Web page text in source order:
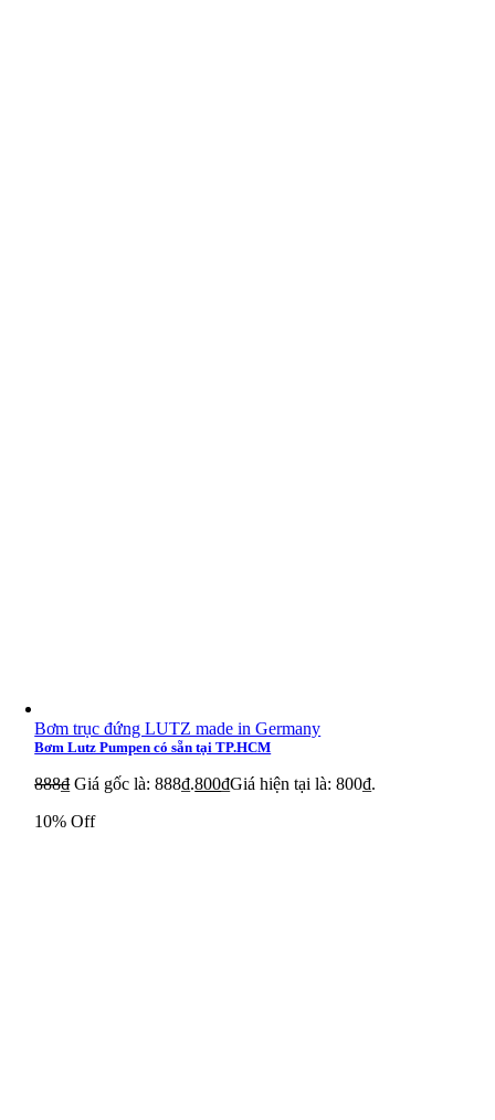
Bơm trục đứng LUTZ made in Germany
Bơm Lutz Pumpen có sẵn tại TP.HCM
888₫ Giá gốc là: 888₫.800₫Giá hiện tại là: 800₫.
10% Off